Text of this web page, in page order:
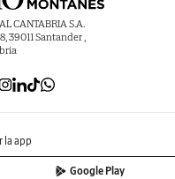
CANTABRIA S.A.
39011 Santander ,
la app
Google Play